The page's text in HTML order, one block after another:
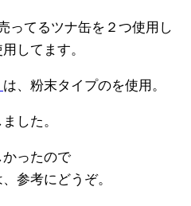
ってるツナ缶を２つ使用し
してます。
は、粉末タイプのを使用。
した。
ったので
参考にどうぞ。